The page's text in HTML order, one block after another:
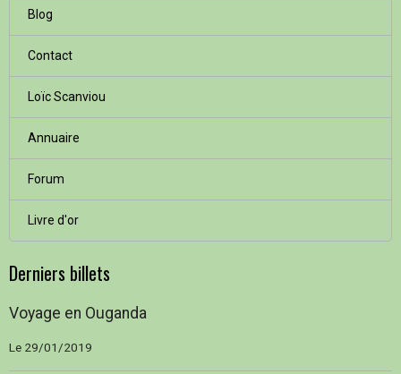
Blog
Contact
Loïc Scanviou
Annuaire
Forum
Livre d'or
Derniers billets
Voyage en Ouganda
Le 29/01/2019